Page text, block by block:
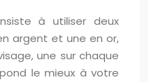
à utiliser deux
argent et une en or,
une sur chaque
le mieux à votre